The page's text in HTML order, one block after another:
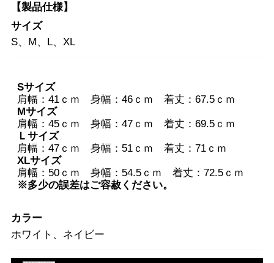
【製品仕様】
サイズ
S、M、L、XL
Sサイズ
肩幅：41ｃｍ 身幅：46ｃｍ 着丈：67.5ｃｍ
Mサイズ
肩幅：45ｃｍ 身幅：47ｃｍ 着丈：69.5ｃｍ
Ｌサイズ
肩幅：47ｃｍ 身幅：51ｃｍ 着丈：71ｃｍ
XLサイズ
肩幅：50ｃｍ 身幅：54.5ｃｍ 着丈：72.5ｃｍ
※多少の誤差はご容赦ください。
カラー
ホワイト、ネイビー